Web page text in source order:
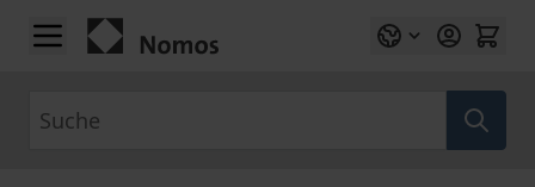
Zum Inhalt springen